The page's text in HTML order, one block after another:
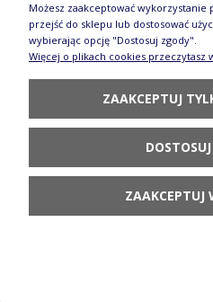
Filiżanka i spodek kwiat
Możesz zaakceptować
przejść do sklepu lub dostosować
wybierając opcję "Dostosuj zgody".
Więcej o plikach cookies przeczytasz
ZAAKCEPTUJ
ZAAKCEPTUJ